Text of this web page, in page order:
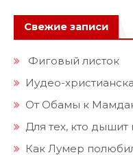
Свежие записи
Фиговый листок
Иудео-
От Обамы к
Для тех, кто
Как Лумер